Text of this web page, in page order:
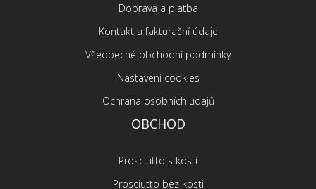
Doprava a platba
Kontakt a fakturační údaje
Všeobecné obchodní podmínky
Nastavení cookies
Ochrana osobních údajů
OBCHOD
Prosciutto s kostí
Prosciutto bez kosti